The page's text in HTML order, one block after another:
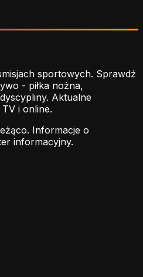
sportowych. Sprawdź
- piłka nożna,
Aktualne
i online.
Informacje o
informacyjny.